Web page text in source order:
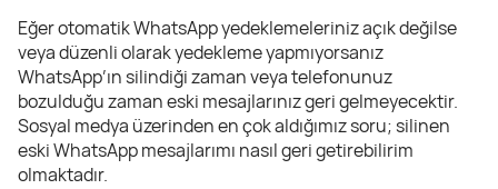
Eğer otomatik WhatsApp yedeklemeleriniz açık değilse
veya düzenli olarak yedekleme yapmıyorsanız
WhatsApp’ın silindiği zaman veya telefonunuz
bozulduğu zaman eski mesajlarınız geri gelmeyecektir.
Sosyal medya üzerinden en çok aldığımız soru; silinen
eski WhatsApp mesajlarımı nasıl geri getirebilirim
olmaktadır.